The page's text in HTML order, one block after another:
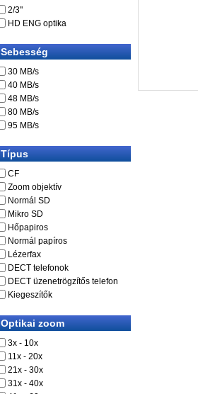
2/3"
HD ENG optika
Sebesség
30 MB/s
40 MB/s
48 MB/s
80 MB/s
95 MB/s
Típus
CF
Zoom objektív
Normál SD
Mikro SD
Hőpapiros
Normál papíros
Lézerfax
DECT telefonok
DECT üzenetrögzítős telefon
Kiegeszítők
Optikai zoom
3x - 10x
11x - 20x
21x - 30x
31x - 40x